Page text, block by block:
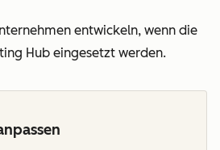
entwickeln, wenn die
Hub eingesetzt werden.